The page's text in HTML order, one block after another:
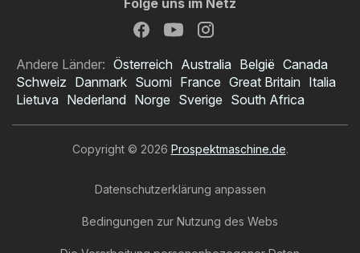
Folge uns im Netz
Andere Länder: Österreich Australia België Canada
Schweiz Danmark Suomi France Great Britain Italia
Lietuva Nederland Norge Sverige South Africa
Copyright © 2026 Prospektmaschine.de.
Datenschutzerklärung anpassen
Bedingungen zur Nutzung des Webs